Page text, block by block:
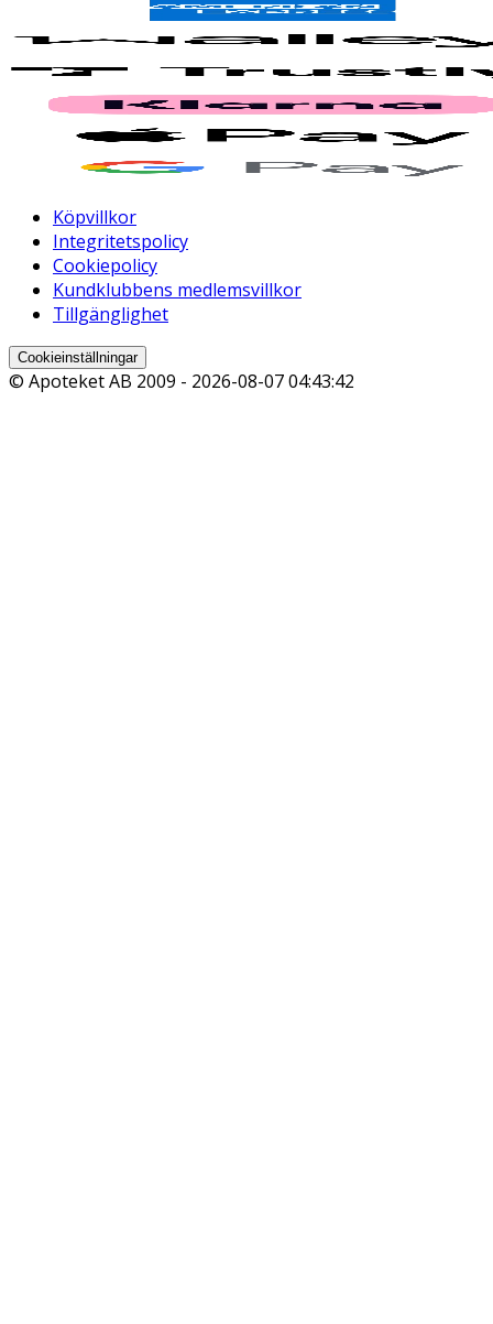
Köpvillkor
Integritetspolicy
Cookiepolicy
Kundklubbens medlemsvillkor
Tillgänglighet
Cookieinställningar
© Apoteket AB 2009 - 2026-08-07 04:43:42